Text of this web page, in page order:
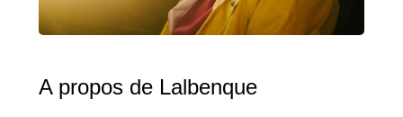
A propos de Lalbenque